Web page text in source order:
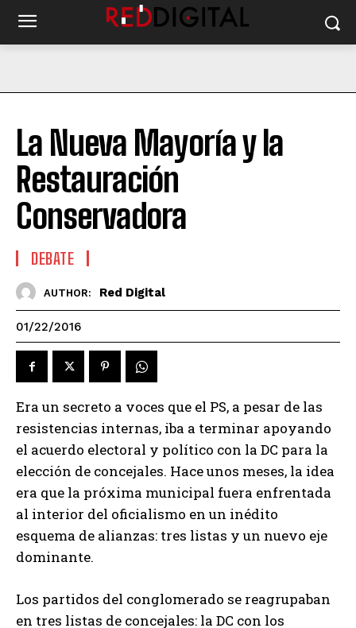
La Nueva Mayoría y la
Restauración
Conservadora
DEBATE
AUTHOR: Red Digital
01/22/2016
Era un secreto a voces que el PS, a pesar de las
resistencias internas, iba a terminar apoyando
el acuerdo electoral y político con la DC para la
elección de concejales. Hace unos meses, la idea
era que la próxima municipal fuera enfrentada
al interior del oficialismo en un inédito
esquema de alianzas: tres listas y un nuevo eje
dominante.
Los partidos del conglomerado se reagrupaban
en tres listas de concejales: la DC con los